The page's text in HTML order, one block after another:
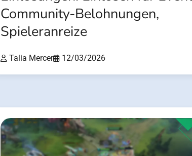
Community-Belohnungen,
Spieleranreize
Talia Mercer 12/03/2026